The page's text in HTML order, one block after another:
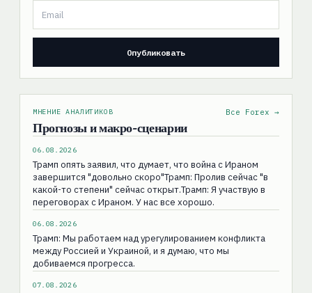
МНЕНИЕ АНАЛИТИКОВ
Прогнозы и макро-сценарии
Все Forex →
06.08.2026
Трамп опять заявил, что думает, что война с Ираном
завершится "довольно скоро"Трамп: Пролив сейчас "в
какой-то степени" сейчас открыт.Трамп: Я участвую в
переговорах с Ираном. У нас все хорошо.
06.08.2026
Трамп: Мы работаем над урегулированием конфликта
между Россией и Украиной, и я думаю, что мы
добиваемся прогресса.
07.08.2026